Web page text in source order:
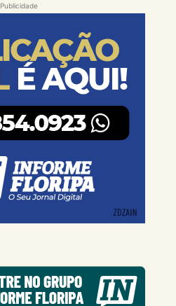
Publicidade